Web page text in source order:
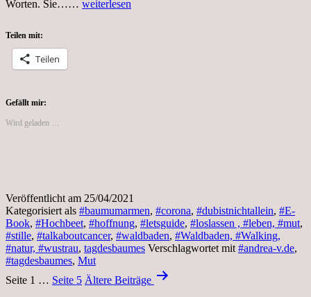
Worten. Sie…… Sonntag,
weiterlesen
Teilen mit:
Teilen
Gefällt mir:
Wird geladen …
Veröffentlicht am 25/04/2021
Kategorisiert als #baumumarmen, #corona, #dubistnichtallein, #E-
Book, #Hochbeet, #hoffnung, #letsguide, #loslassen , #leben, #mut,
#stille, #talkaboutcancer, #waldbaden, #Waldbaden, #Walking,
#natur, #wustrau, tagdesbaumes Verschlagwortet mit #andrea-v.de,
#tagdesbaumes, Mut
Beitragsnavigation
Seite 1 … Seite 5 Ältere Beiträge